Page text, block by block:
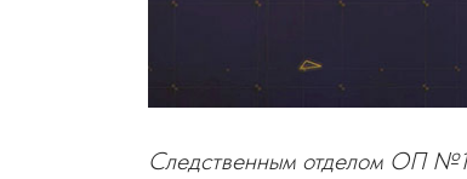
Следственным отделом ОП №1